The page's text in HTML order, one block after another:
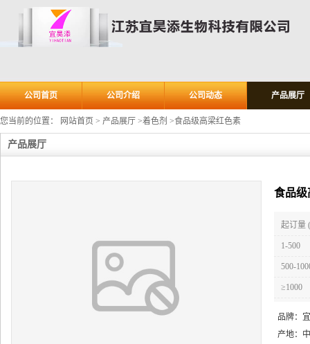
公司首页 公司介绍 公司动态 产品展厅
您当前的位置： 网站首页 > 产品展厅 >着色剂 >食品级高梁红色素
产品展厅
食品级
起订量
1-500
500-
≥1000
品牌：
产地：